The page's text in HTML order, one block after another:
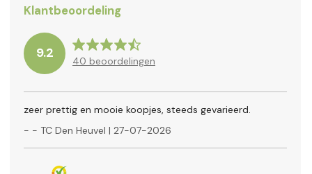
Klantbeoordeling
9.2
40 beoordelingen
zeer prettig en mooie koopjes, steeds gevarieerd.
- - TC Den Heuvel | 27-07-2026